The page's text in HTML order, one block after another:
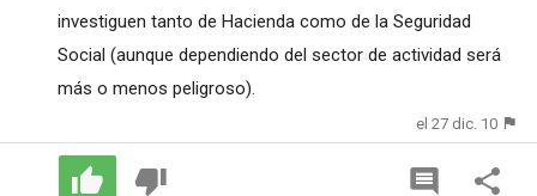
investiguen tanto de Hacienda como de la Seguridad
Social (aunque dependiendo del sector de actividad será
más o menos peligroso).
el 27 dic. 10